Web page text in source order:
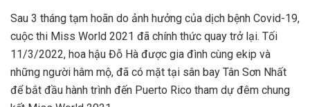
Sau 3 tháng tạm hoãn do ảnh hưởng của dịch bệnh Covid-19,
cuộc thi Miss World 2021 đã chính thức quay trở lại. Tối
11/3/2022, hoa hậu Đỗ Hà được gia đình cùng ekip và
những người hâm mộ, đã có mặt tại sân bay Tân Sơn Nhất
để bắt đầu hành trình đến Puerto Rico tham dự đêm chung